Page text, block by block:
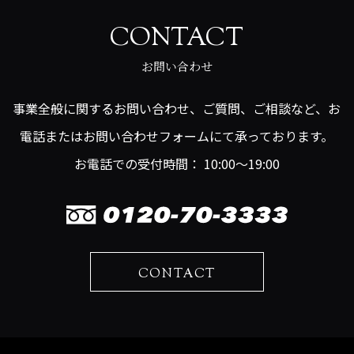
CONTACT
お問い合わせ
事業全般に関するお問い合わせ、ご質問、ご相談など、お
電話またはお問い合わせフォームにて承っております。
お電話での受付時間： 10:00～19:00
CONTACT